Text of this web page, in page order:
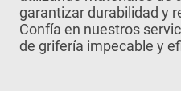
garantizar durabilidad y
Confía en nuestros
de grifería impecable y